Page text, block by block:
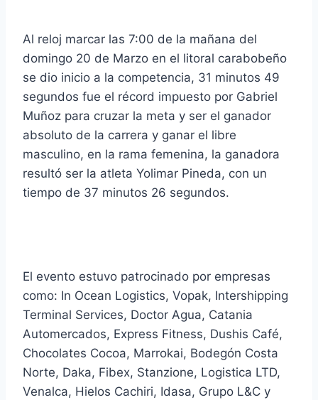
Al reloj marcar las 7:00 de la mañana del
domingo 20 de Marzo en el litoral carabobeño
se dio inicio a la competencia, 31 minutos 49
segundos fue el récord impuesto por Gabriel
Muñoz para cruzar la meta y ser el ganador
absoluto de la carrera y ganar el libre
masculino, en la rama femenina, la ganadora
resultó ser la atleta Yolimar Pineda, con un
tiempo de 37 minutos 26 segundos.
El evento estuvo patrocinado por empresas
como: In Ocean Logistics, Vopak, Intershipping
Terminal Services, Doctor Agua, Catania
Automercados, Express Fitness, Dushis Café,
Chocolates Cocoa, Marrokai, Bodegón Costa
Norte, Daka, Fibex, Stanzione, Logistica LTD,
Venalca, Hielos Cachiri, Idasa, Grupo L&C y